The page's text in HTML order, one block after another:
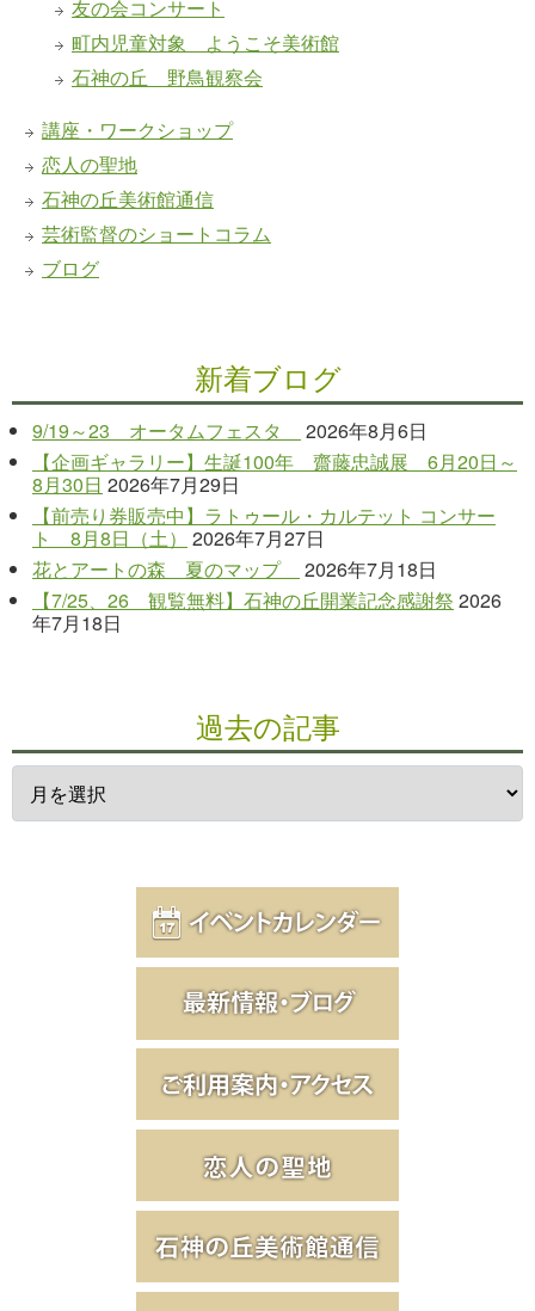
友の会コンサート
町内児童対象 ようこそ美術館
石神の丘 野鳥観察会
講座・ワークショップ
恋人の聖地
石神の丘美術館通信
芸術監督のショートコラム
ブログ
新着ブログ
9/19～23 オータムフェスタ
2026年8月6日
【企画ギャラリー】生誕100年 齋藤忠誠展 6月20日～
8月30日 2026年7月29日
【前売り券販売中】ラトゥール・カルテット コンサー
ト 8月8日（土）
2026年7月27日
花とアートの森 夏のマップ
2026年7月18日
【7/25、26 観覧無料】石神の丘開業記念感謝祭 2026
年7月18日
過去の記事